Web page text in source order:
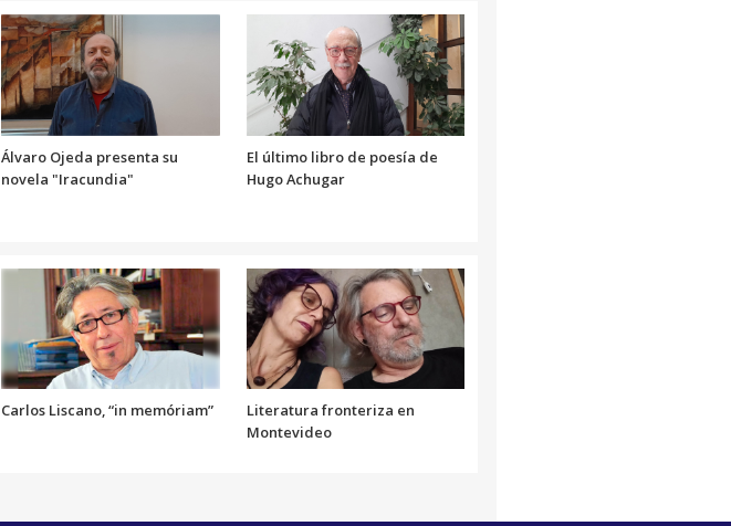
aumentar
o
disminuir
el
volumen.
Álvaro Ojeda presenta su
novela "Iracundia"
El último libro de poesía de
Hugo Achugar
Carlos Liscano, “in memóriam”
Literatura fronteriza en
Montevideo